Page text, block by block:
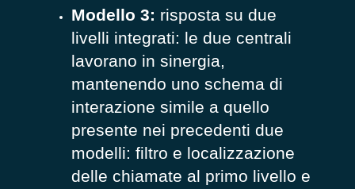
Modello 3: risposta su due
livelli integrati: le due centrali
lavorano in sinergia,
mantenendo uno schema di
interazione simile a quello
presente nei precedenti due
modelli: filtro e localizzazione
delle chiamate al primo livello e